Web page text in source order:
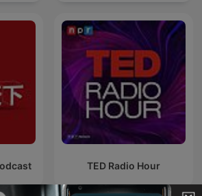
TED Radio Hour